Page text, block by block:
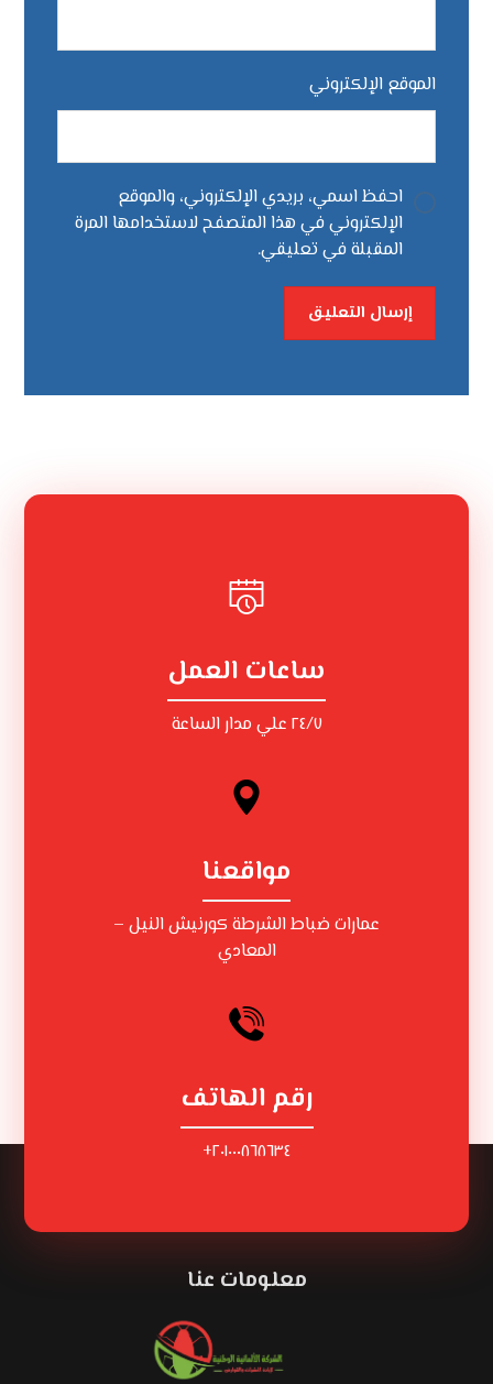
الموقع الإلكتروني
احفظ اسمي، بريدي الإلكتروني، والموقع
الإلكتروني في هذا المتصفح لاستخدامها المرة
المقبلة في تعليقي.
إرسال التعليق
ساعات العمل
٢٤/٧ علي مدار الساعة
مواقعنا
عمارات ضباط الشرطة كورنيش النيل –
المعادي
رقم الهاتف
٢٠١٠٠٠٨٦٨٦٣٤+
معلومات عنا